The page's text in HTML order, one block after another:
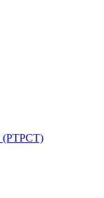
(PTPCT)